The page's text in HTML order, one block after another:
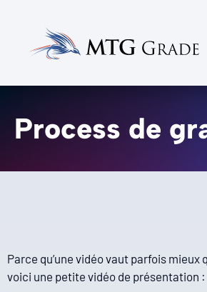
Process de
Parce qu’une vidéo vaut parfois mieux
voici une petite vidéo de présentation :